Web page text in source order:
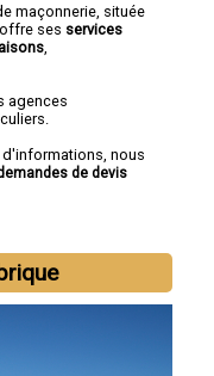
maçonnerie , située
ses services
agences
nous
de devis